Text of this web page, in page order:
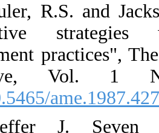
13. Schuler, R.S.
competitive
management
Executive,
[DOI:10.5465/
14. Pfeffer J.